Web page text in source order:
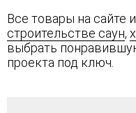
Все товары на сайте
строительстве саун,
выбрать
проекта под ключ.